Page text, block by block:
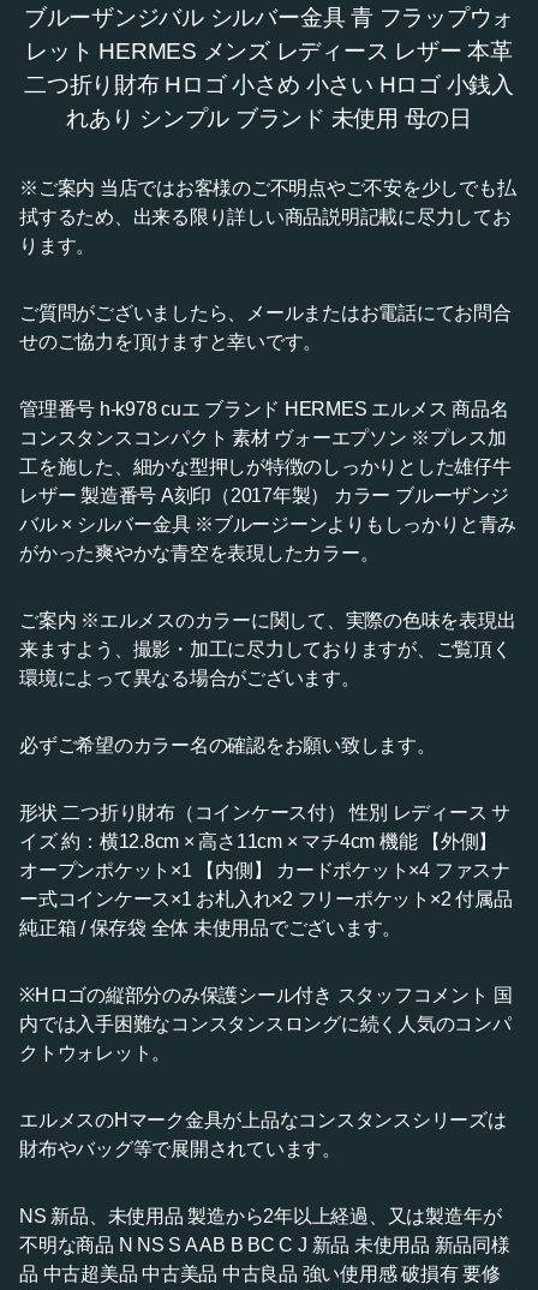
ブルーザンジバル シルバー金具 青 フラップウォ
レット HERMES メンズ レディース レザー 本革
二つ折り財布 Hロゴ 小さめ 小さい Hロゴ 小銭入
れあり シンプル ブランド 未使用 母の日
※ご案内 当店ではお客様のご不明点やご不安を少しでも払
拭するため、出来る限り詳しい商品説明記載に尽力してお
ります。
ご質問がございましたら、メールまたはお電話にてお問合
せのご協力を頂けますと幸いです。
管理番号 h-k978 cuエ ブランド HERMES エルメス 商品名
コンスタンスコンパクト 素材 ヴォーエプソン ※プレス加
工を施した、細かな型押しが特徴のしっかりとした雄仔牛
レザー 製造番号 A刻印（2017年製） カラー ブルーザンジ
バル × シルバー金具 ※ブルージーンよりもしっかりと青み
がかった爽やかな青空を表現したカラー。
ご案内 ※エルメスのカラーに関して、実際の色味を表現出
来ますよう、撮影・加工に尽力しておりますが、ご覧頂く
環境によって異なる場合がございます。
必ずご希望のカラー名の確認をお願い致します。
形状 二つ折り財布（コインケース付） 性別 レディース サ
イズ 約：横12.8cm × 高さ11cm × マチ4cm 機能 【外側】
オープンポケット×1 【内側】 カードポケット×4 ファスナ
ー式コインケース×1 お札入れ×2 フリーポケット×2 付属品
純正箱 / 保存袋 全体 未使用品でございます。
※Hロゴの縦部分のみ保護シール付き スタッフコメント 国
内では入手困難なコンスタンスロングに続く人気のコンパ
クトウォレット。
エルメスのHマーク金具が上品なコンスタンスシリーズは
財布やバッグ等で展開されています。
NS 新品、未使用品 製造から2年以上経過、又は製造年が
不明な商品 N NS S A AB B BC C J 新品 未使用品 新品同様
品 中古超美品 中古美品 中古良品 強い使用感 破損有 要修